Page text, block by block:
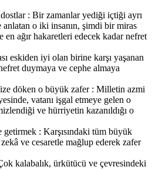
: Bir zamanlar yediği içtiği ayrı
anlatan o iki insanın, şimdi bir miras
en ağır hakaretleri edecek kadar nefret
eskiden iyi olan birine karşı yaşanan
duymaya ve cephe almaya
döken o büyük zafer : Milletin azmi
vatanı işgal etmeye gelen o
ve hürriyetin kazanıldığı o
getirmek : Karşısındaki tüm büyük
ve cesaretle mağlup ederek zafer
kalabalık, ürkütücü ve çevresindeki